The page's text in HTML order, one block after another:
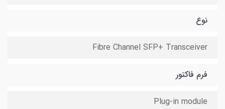
نوع
Fibre Channel SFP+ Transceiver
فرم فاکتور
Plug-in module